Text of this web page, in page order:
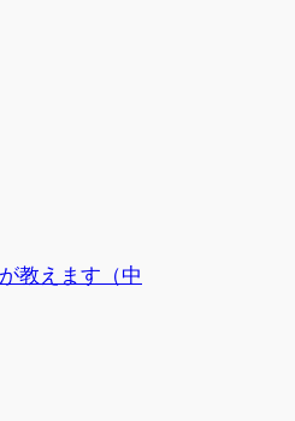
教えます（中